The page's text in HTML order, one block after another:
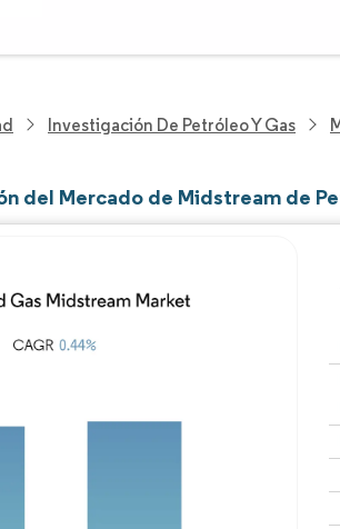
Investigación De Petróleo Y Gas
del Mercado de Midstream de
Imagen © Mordor Intelligence. El uso requiere